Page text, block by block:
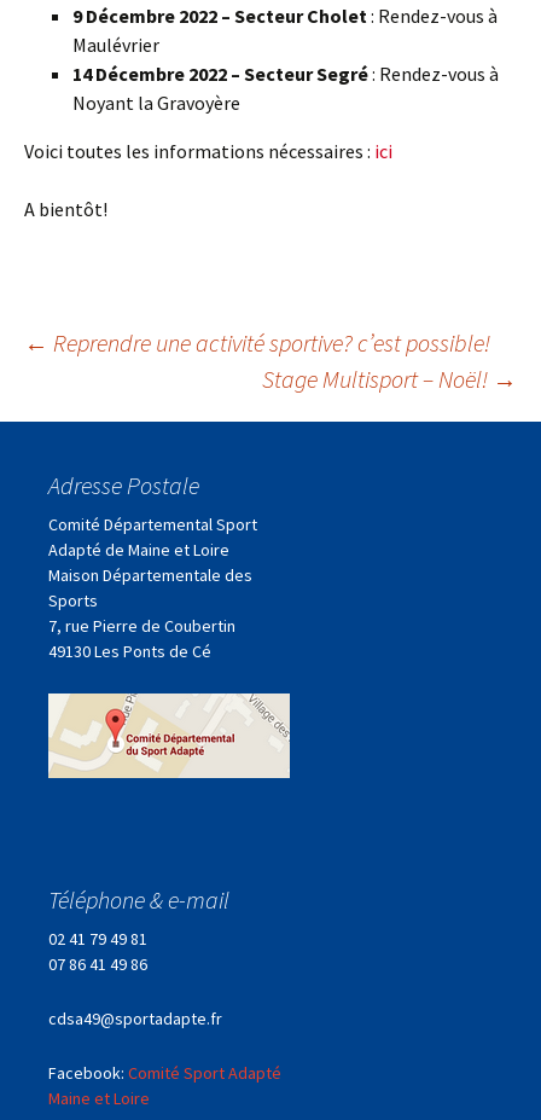
9 Décembre 2022 – Secteur Cholet : Rendez-vous à
Maulévrier
14 Décembre 2022 – Secteur Segré: Rendez-vous à
Noyant la Gravoyère
Voici toutes les informations nécessaires : ici
A bientôt!
Navigation
des
articles
← Reprendre une activité sportive? c’est possible!
Stage Multisport – Noël! →
Adresse Postale
Comité Départemental Sport
Adapté de Maine et Loire
Maison Départementale des
Sports
7, rue Pierre de Coubertin
49130 Les Ponts de Cé
Téléphone & e-mail
02 41 79 49 81
07 86 41 49 86
cdsa49@sportadapte.fr
Facebook: Comité Sport Adapté
Maine et Loire